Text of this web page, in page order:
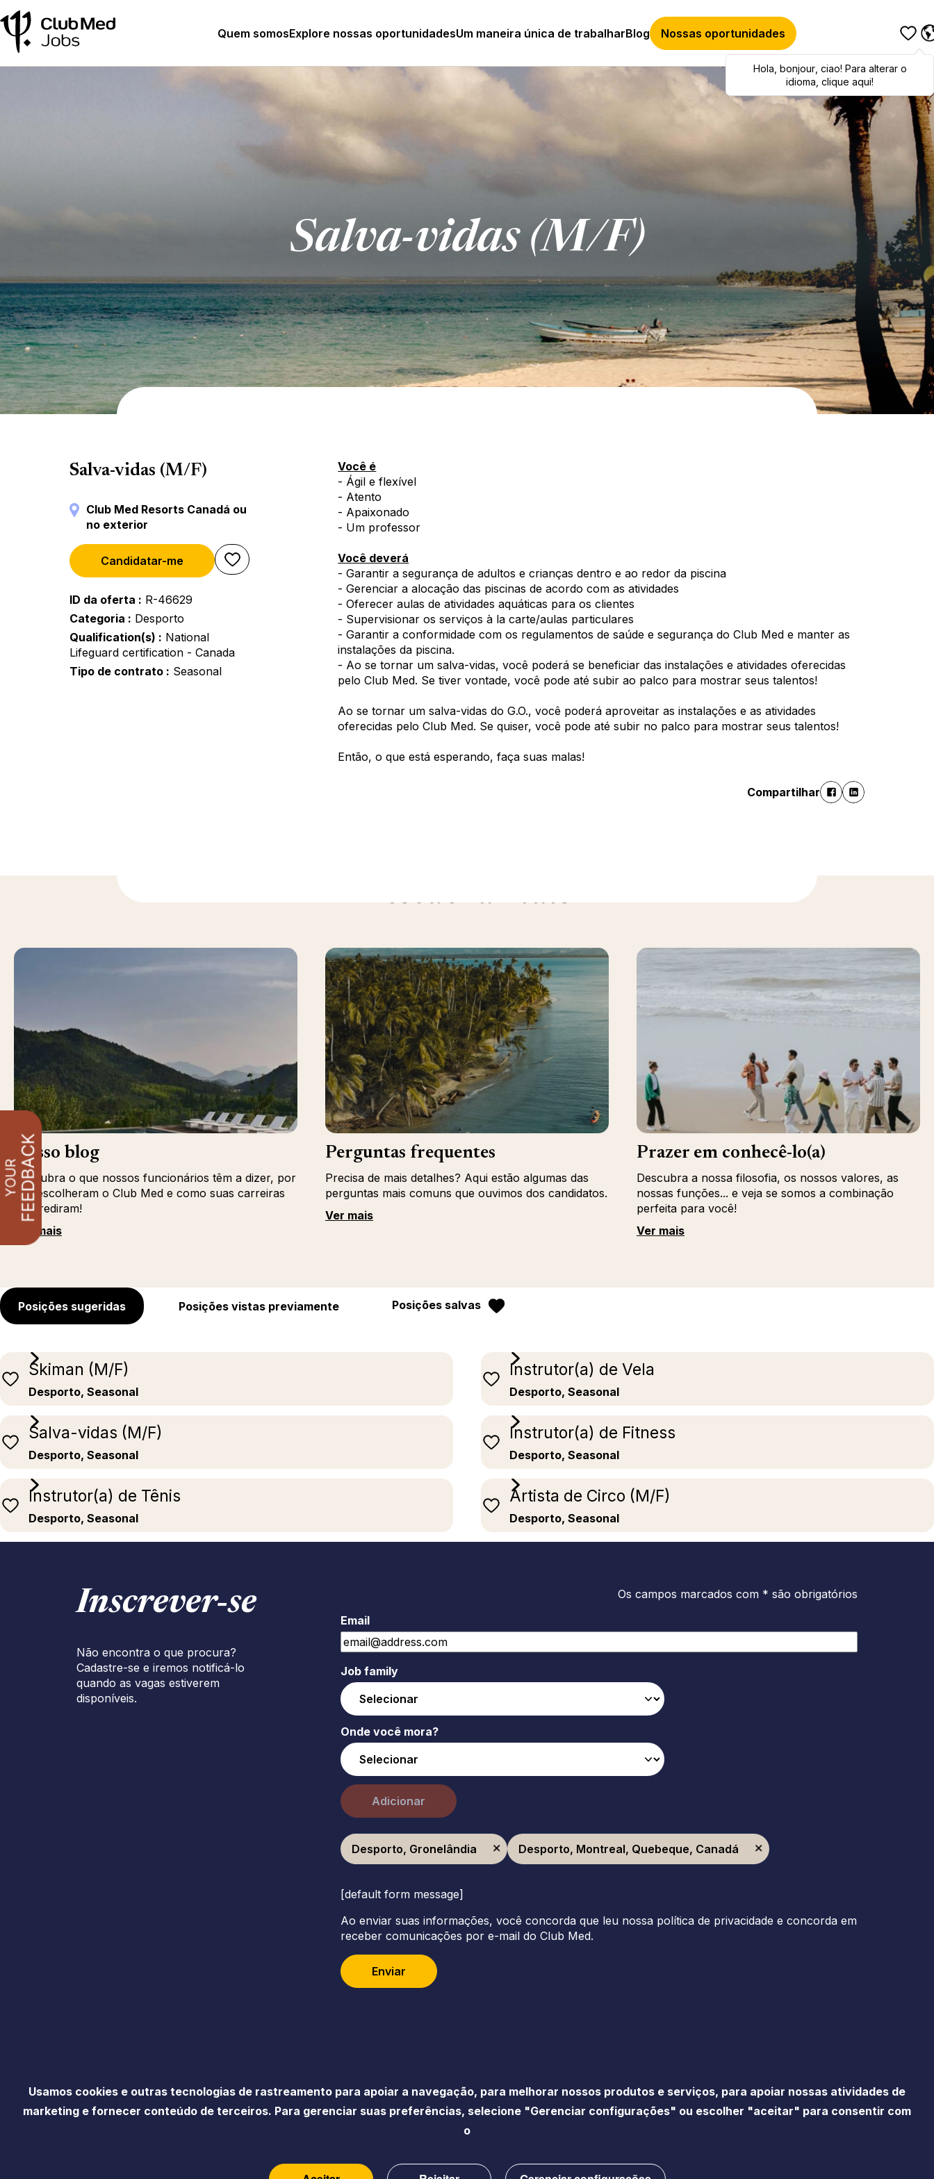
Quem somosExplore nossas oportunidadesUm maneira única de trabalharBlog Nossas oportunidades
Hola,bonjour,ciao! To switch
languages, click here!
Hola bonjour, ciao! Para alterar o
idioma, clique aqui!
Salva-vidas (M/F)
Salva-vidas (M/F)
Club Med Resorts Canadá ou
no exterior
Candidatar-me
ID da oferta
R-46629
Categoria
Desporto
Qualification(s)
National
Lifeguard certification - Canada
Tipo de contrato
Seasonal
Você é
- Ágil e flexível
- Atento
- Apaixonado
- Um professor
Você deverá
- Garantir a segurança de adultos e crianças dentro e ao redor da piscina
- Gerenciar a alocação das piscinas de acordo com as atividades
- Oferecer aulas de atividades aquáticas para os clientes
- Supervisionar os serviços à la carte/aulas particulares
- Garantir a conformidade com os regulamentos de saúde e segurança do Club Med e manter as
instalações da piscina.
- Ao se tornar um salva-vidas, você poderá se beneficiar das instalações e atividades oferecidas
pelo Club Med. Se tiver vontade, você pode até subir ao palco para mostrar seus talentos!
Ao se tornar um salva-vidas do G.O., você poderá aproveitar as instalações e as atividades
oferecidas pelo Club Med. Se quiser, você pode até subir no palco para mostrar seus talentos!
Então, o que está esperando, faça suas malas!
Compartilhar
Descubra mais
Nosso blog
Descubra o que nossos funcionários têm a dizer, por
que escolheram o Club Med e como suas carreiras
progrediram!
Ver mais
Perguntas frequentes
Precisa de mais detalhes? Aqui estão algumas das
perguntas mais comuns que ouvimos dos candidatos.
Ver mais
Prazer em conhecê-lo(a)
Descubra a nossa filosofia, os nossos valores, as
nossas funções... e veja se somos a combinação
perfeita para você!
Ver mais
Posições sugeridas
Skiman (M/F)
Desporto, Seasonal
Salva-vidas (M/F)
Desporto, Seasonal
Instrutor(a) de Tênis
Desporto, Seasonal
Instrutor(a) de Vela
Desporto, Seasonal
Instrutor(a) de Fitness
Desporto, Seasonal
Artista de Circo (M/F)
Desporto, Seasonal
Posições vistas previamente Posições salvas
Inscrever‑se
Não encontra o que procura?
Cadastre-se e iremos notificá-lo
quando as vagas estiverem
disponíveis.
Os campos marcados com * são obrigatórios
Email
Job family
Onde você mora?
Adicionar
Desporto, Gronelândia Desporto, Montreal, Quebeque, Canadá
[default form message]
Ao enviar suas informações, você concorda que leu nossa política de privacidade e concorda em
receber comunicações por e-mail do Club Med.
Enviar
AcessibilidadePolítica de privacidade Imprensa Gestão de cookiesMapa do Site
Usamos cookies e outras tecnologias de rastreamento para apoiar a navegação, para melhorar nossos produtos e serviços, para apoiar nossas atividades de
marketing e fornecer conteúdo de terceiros. Para gerenciar suas preferências, selecione "Gerenciar configurações" ou escolher "aceitar" para consentir com
o